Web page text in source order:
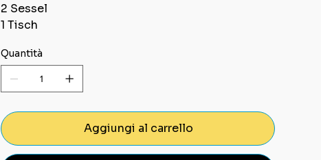
2 Sessel
1 Tisch
Quantità
Aggiungi al carrello